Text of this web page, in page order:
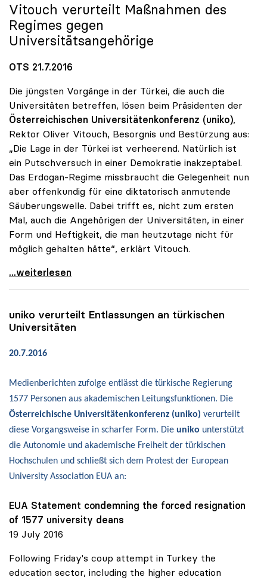
Vitouch verurteilt Maßnahmen des
Regimes gegen
Universitätsangehörige
OTS 21.7.2016
Die jüngsten Vorgänge in der Türkei, die auch die
Universitäten betreffen, lösen beim Präsidenten der
Österreichischen Universitätenkonferenz (uniko),
Rektor Oliver Vitouch, Besorgnis und Bestürzung aus:
„Die Lage in der Türkei ist verheerend. Natürlich ist
ein Putschversuch in einer Demokratie inakzeptabel.
Das Erdogan-Regime missbraucht die Gelegenheit nun
aber offenkundig für eine diktatorisch anmutende
Säuberungswelle. Dabei trifft es, nicht zum ersten
Mal, auch die Angehörigen der Universitäten, in einer
Form und Heftigkeit, die man heutzutage nicht für
möglich gehalten hätte“, erklärt Vitouch.
uniko: „Flächendeckende Säuberung an türkischen
...weiterlesen
uniko verurteilt Entlassungen an türkischen
Universitäten
20.7.2016
Medienberichten zufolge entlässt die türkische Regierung
1577 Personen aus akademischen Leitungsfunktionen. Die
Österreichische Universitätenkonferenz (uniko) verurteilt
diese Vorgangsweise in scharfer Form. Die uniko unterstützt
die Autonomie und akademische Freiheit der türkischen
Hochschulen und schließt sich dem Protest der European
University Association EUA an:
EUA Statement condemning the forced resignation
of 1577 university deans
19 July 2016
Following Friday's coup attempt in Turkey the
education sector, including the higher education